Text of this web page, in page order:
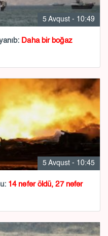
5 Avqust - 10:49
Daha bir boğaz
5 Avqust - 10:45
14 nəfər öldü, 27 nəfər